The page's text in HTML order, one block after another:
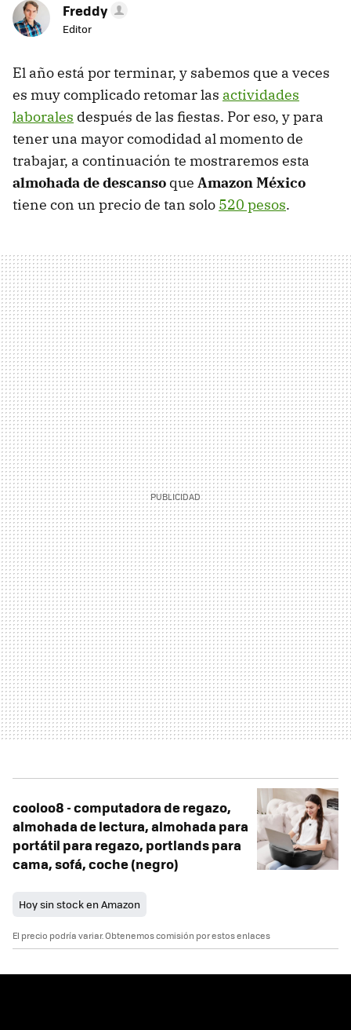
Freddy
Editor
El año está por terminar, y sabemos que a veces
es muy complicado retomar las actividades
laborales después de las fiestas. Por eso, y para
tener una mayor comodidad al momento de
trabajar, a continuación te mostraremos esta
almohada de descanso que Amazon México
tiene con un precio de tan solo 520 pesos.
cooloo8 - computadora de regazo,
almohada de lectura, almohada para
portátil para regazo, portlands para
cama, sofá, coche (negro)
Hoy sin stock en Amazon
El precio podría variar. Obtenemos comisión por estos enlaces